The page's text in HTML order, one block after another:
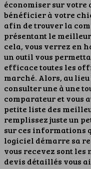
économiser sur votre
bénéficier à votre
afin de trouver la
présentant le
cela, vous verrez en
un outil vous
efficace toutes les
marché. Alors, au
consulter une à une
comparateur et vous
petite liste des
remplissez juste un
sur ces informations
logiciel démarre sa
vous recevez sont les
devis détaillés vous